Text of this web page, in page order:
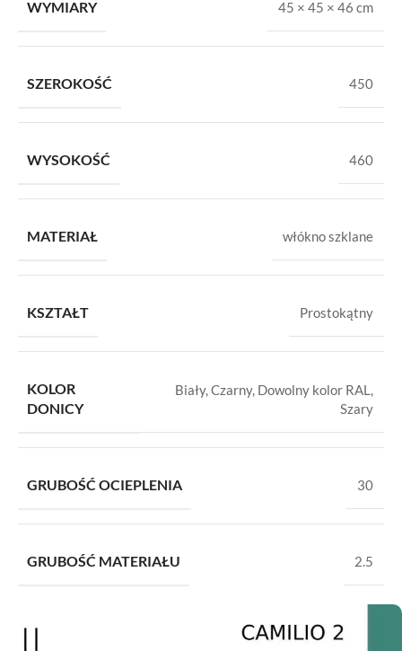
WYMIARY 45 × 45 × 46 cm
SZEROKOŚĆ 450
WYSOKOŚĆ 460
MATERIAŁ włókno szklane
KSZTAŁT Prostokątny
KOLOR
DONICY
Biały,Czarny, Dowolny kolor RAL,
Szary
GRUBOŚĆ OCIEPLENIA 30
GRUBOŚĆ MATERIAŁU 2.5